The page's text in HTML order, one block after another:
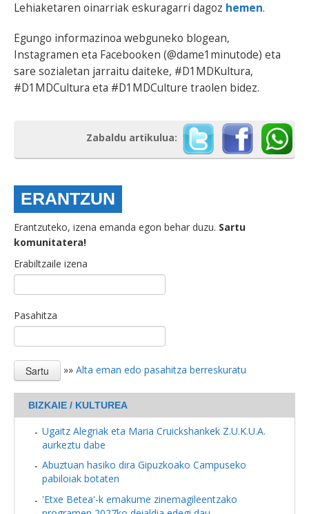
Lehiaketaren oinarriak eskuragarri dagoz hemen.
Egungo informazinoa webguneko blogean,
Instagramen eta Facebooken (@dame1minutode) eta
sare sozialetan jarraitu daiteke, #D1MDKultura,
#D1MDCultura eta #D1MDCulture traolen bidez.
Zabaldu artikulua:
ERANTZUN
Erantzuteko, izena emanda egon behar duzu. Sartu
komunitatera!
Erabiltzaile izena
Pasahitza
»» Alta eman edo pasahitza berreskuratu
BIZKAIE / KULTUREA
Ugaitz Alegriak eta Maria Cruickshankek Z.U.K.U.A.
aurkeztu dabe
Abuztuan hasiko dira Gipuzkoako Campuseko
pabiloiak botaten
'Etxe Betea'-k emakume zinemagileentzako